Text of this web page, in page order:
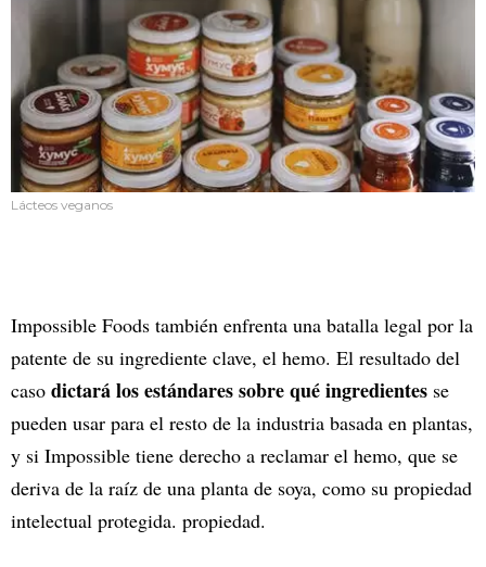
Lácteos veganos
Impossible Foods también enfrenta una batalla legal por la
patente de su ingrediente clave, el hemo. El resultado del
caso dictará los estándares sobre qué ingredientes se
pueden usar para el resto de la industria basada en plantas,
y si Impossible tiene derecho a reclamar el hemo, que se
deriva de la raíz de una planta de soya, como su propiedad
intelectual protegida. propiedad.